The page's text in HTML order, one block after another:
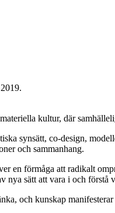
kultur, där
synsätt, co-design,
och sammanhang.
en förmåga att radikalt
nya sätt att vara i och förstå
och kunskap